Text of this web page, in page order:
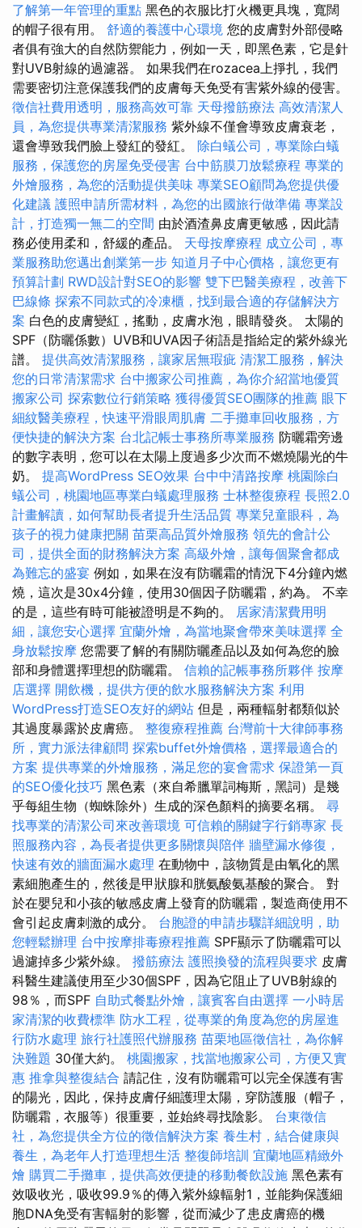
了解第一年管理的重點 黑色的衣服比打火機更具塊，寬闊
的帽子很有用。 舒適的養護中心環境 您的皮膚對外部侵略
者俱有強大的自然防禦能力，例如一天，即黑色素，它是針
對UVB射線的過濾器。 如果我們在rozacea上掙扎，我們
需要密切注意保護我們的皮膚每天免受有害紫外線的侵害。
徵信社費用透明，服務高效可靠 天母撥筋療法 高效清潔人
員，為您提供專業清潔服務 紫外線不僅會導致皮膚衰老，
還會導致我們臉上發紅的發紅。 除白蟻公司，專業除白蟻
服務，保護您的房屋免受侵害 台中筋膜刀放鬆療程 專業的
外燴服務，為您的活動提供美味 專業SEO顧問為您提供優
化建議 護照申請所需材料，為您的出國旅行做準備 專業設
計，打造獨一無二的空間 由於酒渣鼻皮膚更敏感，因此請
務必使用柔和，舒緩的產品。 天母按摩療程 成立公司，專
業服務助您邁出創業第一步 知道月子中心價格，讓您更有
預算計劃 RWD設計對SEO的影響 雙下巴醫美療程，改善下
巴線條 探索不同款式的冷凍櫃，找到最合適的存儲解決方
案 白色的皮膚變紅，搖動，皮膚水泡，眼睛發炎。 太陽的
SPF（防曬係數）UVB和UVA因子術語是指給定的紫外線光
譜。 提供高效清潔服務，讓家居無瑕疵 清潔工服務，解決
您的日常清潔需求 台中搬家公司推薦，為你介紹當地優質
搬家公司 探索數位行銷策略 獲得優質SEO團隊的推薦 眼下
細紋醫美療程，快速平滑眼周肌膚 二手攤車回收服務，方
便快捷的解決方案 台北記帳士事務所專業服務 防曬霜旁邊
的數字表明，您可以在太陽上度過多少次而不燃燒陽光的牛
奶。 提高WordPress SEO效果 台中中清路按摩 桃園除白
蟻公司，桃園地區專業白蟻處理服務 士林整復療程 長照2.0
計畫解讀，如何幫助長者提升生活品質 專業兒童眼科，為
孩子的視力健康把關 苗栗高品質外燴服務 領先的會計公
司，提供全面的財務解決方案 高級外燴，讓每個聚會都成
為難忘的盛宴 例如，如果在沒有防曬霜的情況下4分鐘內燃
燒，這次是30x4分鐘，使用30個因子防曬霜，約為。 不幸
的是，這些有時可能被證明是不夠的。 居家清潔費用明
細，讓您安心選擇 宜蘭外燴，為當地聚會帶來美味選擇 全
身放鬆按摩 您需要了解的有關防曬產品以及如何為您的臉
部和身體選擇理想的防曬霜。 信賴的記帳事務所夥伴 按摩
店選擇 開飲機，提供方便的飲水服務解決方案 利用
WordPress打造SEO友好的網站 但是，兩種輻射都類似於
其過度暴露於皮膚癌。 整復療程推薦 台灣前十大律師事務
所，實力派法律顧問 探索buffet外燴價格，選擇最適合的
方案 提供專業的外燴服務，滿足您的宴會需求 保證第一頁
的SEO優化技巧 黑色素（來自希臘單詞梅斯，黑詞）是幾
乎每組生物（蜘蛛除外）生成的深色顏料的摘要名稱。 尋
找專業的清潔公司來改善環境 可信賴的關鍵字行銷專家 長
照服務內容，為長者提供更多關懷與陪伴 牆壁漏水修復，
快速有效的牆面漏水處理 在動物中，該物質是由氧化的黑
素細胞產生的，然後是甲狀腺和胱氨酸氨基酸的聚合。 對
於在嬰兒和小孩的敏感皮膚上發育的防曬霜，製造商使用不
會引起皮膚刺激的成分。 台胞證的申請步驟詳細說明，助
您輕鬆辦理 台中按摩排毒療程推薦 SPF顯示了防曬霜可以
過濾掉多少紫外線。 撥筋療法 護照換發的流程與要求 皮膚
科醫生建議使用至少30個SPF，因為它阻止了UVB射線的
98％，而SPF 自助式餐點外燴，讓賓客自由選擇 一小時居
家清潔的收費標準 防水工程，從專業的角度為您的房屋進
行防水處理 旅行社護照代辦服務 苗栗地區徵信社，為你解
決難題 30僅大約。 桃園搬家，找當地搬家公司，方便又實
惠 推拿與整復結合 請記住，沒有防曬霜可以完全保護有害
的陽光，因此，保持皮膚仔細護理太陽，穿防護服（帽子，
防曬霜，衣服等）很重要，並始終尋找陰影。 台東徵信
社，為您提供全方位的徵信解決方案 養生村，結合健康與
養生，為老年人打造理想生活 整復師培訓 宜蘭地區精緻外
燴 購買二手攤車，提供高效便捷的移動餐飲設施 黑色素有
效吸收光，吸收99.9％的傳入紫外線輻射1，並能夠保護細
胞DNA免受有害輻射的影響，從而減少了患皮膚癌的機